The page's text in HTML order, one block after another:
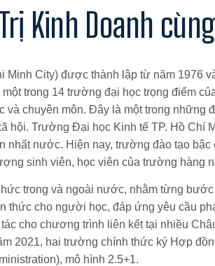
Kinh Doanh cùng
Minh City) được thành lập từ năm 1976
trong 14 trường đại học trọng điểm
chuyên môn. Đây là một trong
hội. Trường Đại học Kinh tế TP. Hồ
nước. Hiện nay, trường đào tạo
sinh viên, học viên của trường hàng
trong và ngoài nước, nhằm từng
cho người học, đáp ứng yêu cầu
cho chương trình liên kết tại nhiều
2021, hai trường chính thức ký Hợp
mô hình 2.5+1.